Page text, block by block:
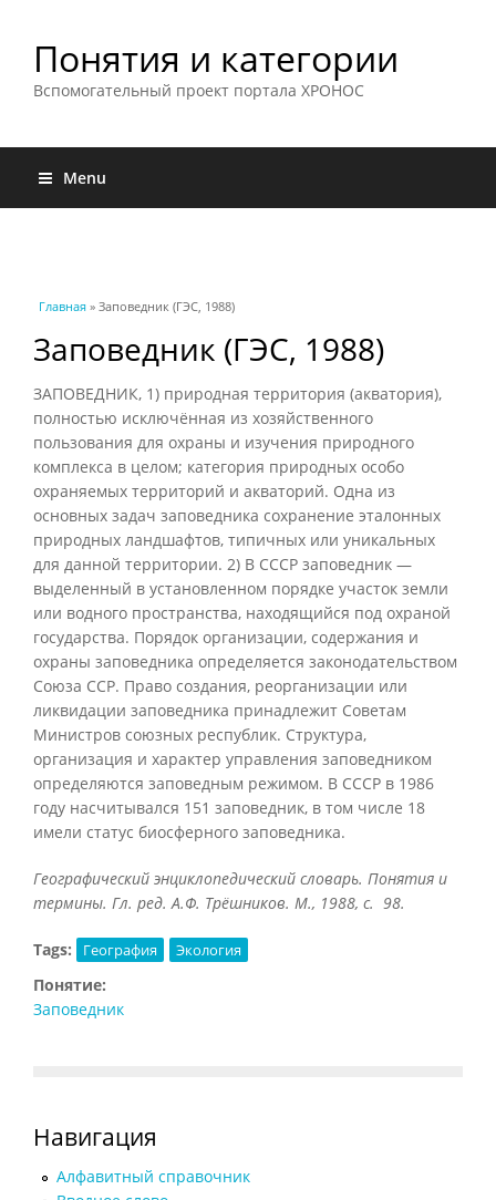
Понятия и категории
Вспомогательный проект портала ХРОНОС
Menu
Вы здесь
Главная » Заповедник (ГЭС, 1988)
Заповедник (ГЭС, 1988)
ЗАПОВЕДНИК, 1) природная территория (акватория),
полностью исключённая из хозяйственного
пользования для охраны и изучения природного
комплекса в целом; категория природных особо
охраняемых территорий и акваторий. Одна из
основных задач заповедника сохранение эталонных
природных ландшафтов, типичных или уникальных
для данной территории. 2) В СССР заповедник —
выделенный в установленном порядке участок земли
или водного пространства, находящийся под охраной
государства. Порядок организации, содержания и
охраны заповедника определяется законодательством
Союза ССР. Право создания, реорганизации или
ликвидации заповедника принадлежит Советам
Министров союзных республик. Структура,
организация и характер управления заповедником
определяются заповедным режимом. В СССР в 1986
году насчитывался 151 заповедник, в том числе 18
имели статус биосферного заповедника.
Географический энциклопедический словарь. Понятия и
термины. Гл. ред. А.Ф. Трёшников. М., 1988, с. 98.
Tags: География Экология
Понятие:
Заповедник
Навигация
Алфавитный справочник